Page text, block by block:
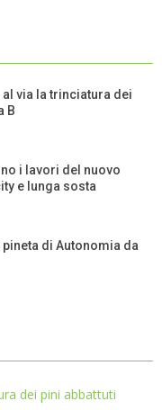
via la trinciatura dei
B
i lavori del nuovo
e lunga sosta
di Autonomia da
dei pini abbattuti